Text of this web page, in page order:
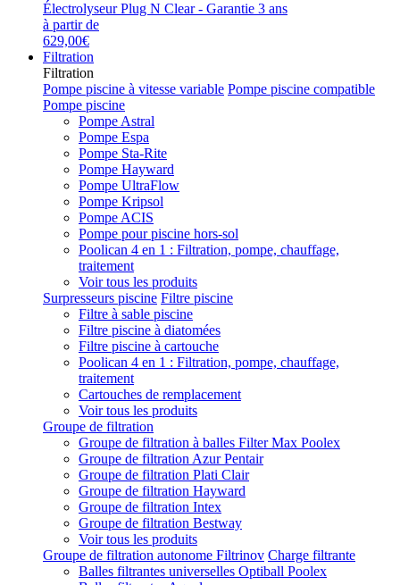
Électrolyseur Plug N Clear - Garantie 3 ans
à partir de
629,00€
Filtration
Filtration
Pompe piscine à vitesse variable Pompe piscine compatible
Pompe piscine
Pompe Astral
Pompe Espa
Pompe Sta-Rite
Pompe Hayward
Pompe UltraFlow
Pompe Kripsol
Pompe ACIS
Pompe pour piscine hors-sol
Poolican 4 en 1 : Filtration, pompe, chauffage,
traitement
Voir tous les produits
Surpresseurs piscine Filtre piscine
Filtre à sable piscine
Filtre piscine à diatomées
Filtre piscine à cartouche
Poolican 4 en 1 : Filtration, pompe, chauffage,
traitement
Cartouches de remplacement
Voir tous les produits
Groupe de filtration
Groupe de filtration à balles Filter Max Poolex
Groupe de filtration Azur Pentair
Groupe de filtration Plati Clair
Groupe de filtration Hayward
Groupe de filtration Intex
Groupe de filtration Bestway
Voir tous les produits
Groupe de filtration autonome Filtrinov Charge filtrante
Balles filtrantes universelles Optiball Poolex